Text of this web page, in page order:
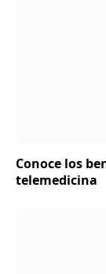
Conoce los
telemedicina